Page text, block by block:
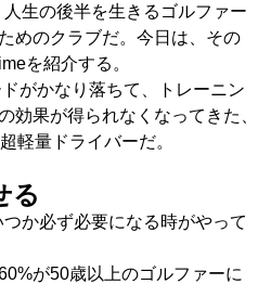
生の後半を生きるゴルファー
めのクラブだ。今日は、その
を紹介する。
がかなり落ちて、トレーニン
効果が得られなくなってきた、
軽量ドライバーだ。
る
か必ず必要になる時がやって
が50歳以上のゴルファーに